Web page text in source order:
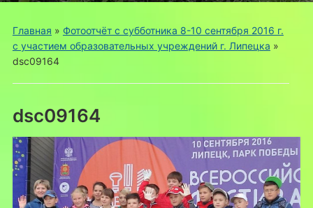
меню
Главная » Фотоотчёт с субботника 8-10 сентября 2016 г.
с участием образовательных учреждений г. Липецка »
dsc09164
dsc09164